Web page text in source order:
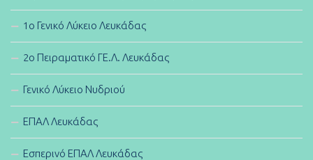
1ο Γενικό Λύκειο Λευκάδας
2ο Πειραματικό ΓΕ.Λ. Λευκάδας
Γενικό Λύκειο Νυδριού
ΕΠΑΛ Λευκάδας
Εσπερινό ΕΠΑΛ Λευκάδας